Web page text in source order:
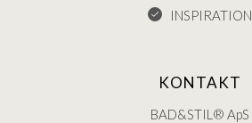
INSPIRATION
KONTAKT
BAD&STIL® ApS